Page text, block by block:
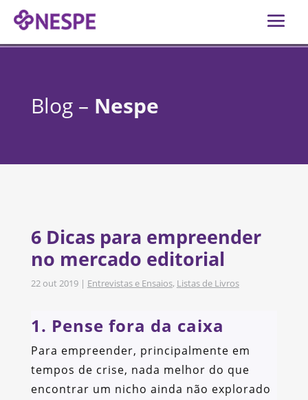
Blog – Nespe
6 Dicas para empreender
no mercado editorial
22 out 2019| Entrevistas e Ensaios, Listas de Livros
1. Pense fora da caixa
Para empreender, principalmente em
tempos de crise, nada melhor do que
encontrar um nicho ainda não explorado